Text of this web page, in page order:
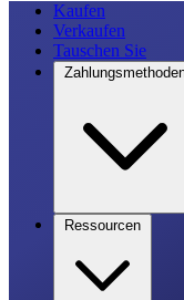
Kaufen
Verkaufen
Tauschen Sie
Ressourcen